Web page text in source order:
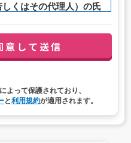
くはその代理人）の氏
への連絡を含む）のため
よって保護されており、
と利用規約が適用されます。